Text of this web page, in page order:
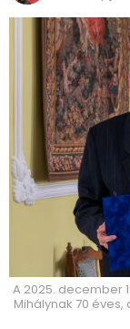
A 2025. december
Mihálynak 70